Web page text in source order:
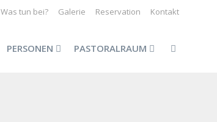
Was tun bei? Galerie Reservation Kontakt
PERSONEN PASTORALRAUM